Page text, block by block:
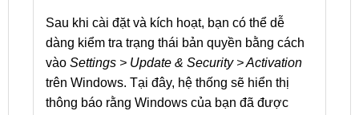
Sau khi cài đặt và kích hoạt, bạn có thể dễ
dàng kiểm tra trạng thái bản quyền bằng cách
vào Settings > Update & Security > Activation
trên Windows. Tại đây, hệ thống sẽ hiển thị
thông báo rằng Windows của bạn đã được